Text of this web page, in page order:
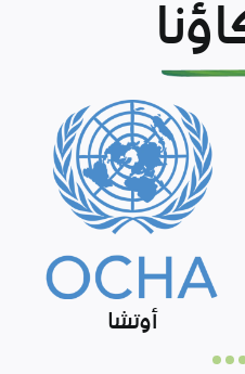
مركز الملك سلمان